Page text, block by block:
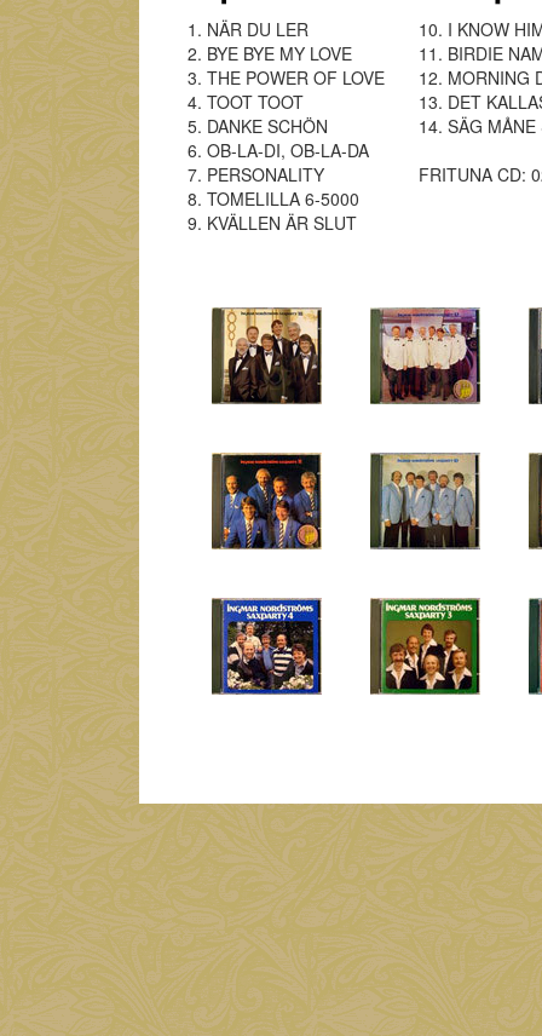
1. NÄR DU LER
2. BYE BYE MY LOVE
3. THE POWER OF LOVE
4. TOOT TOOT
5. DANKE SCHÖN
6. OB-LA-DI, OB-LA-DA
7. PERSONALITY
8. TOMELILLA 6-5000
9. KVÄLLEN ÄR SLUT
10. I KNOW
11. BIRDIE
12. MORNING
13. DET
14. SÄG MÅNE
FRITUNA CD: